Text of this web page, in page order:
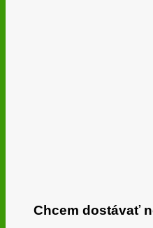
Chcem dostávať